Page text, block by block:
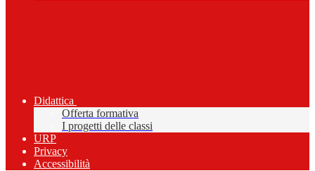
Didattica
Offerta formativa
I progetti delle classi
URP
Privacy
Accessibilità